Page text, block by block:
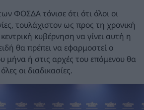
ΦΟΣΔΑ τόνισε ότι ότι όλοι οι
τουλάχιστον ως προς τη χρονική
κυβέρνηση να γίνει αυτή η
θα πρέπει να εφαρμοστεί ο
μήνα ή στις αρχές του επόμενου θα
οι διαδικασίες.